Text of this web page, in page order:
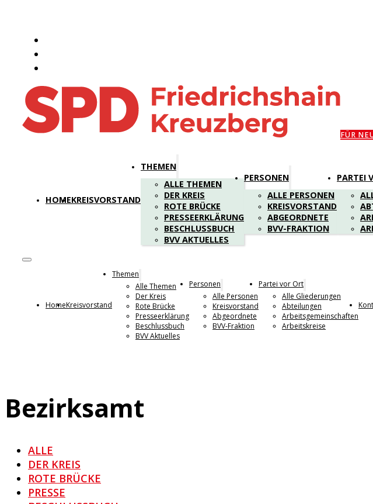
FÜR
HOMEKREISVORSTAND
THEMEN
ALLE THEMEN
DER KREIS
ROTE BRÜCKE
PRESSEERKLÄRUNG
BESCHLUSSBUCH
BVV AKTUELLES
PERSONEN
ALLE PERSONEN
KREISVORSTAND
ABGEORDNETE
BVV-FRAKTION
PARTEI
HomeKreisvorstand
Themen
Alle Themen
Der Kreis
Rote Brücke
Presseerklärung
Beschlussbuch
BVV Aktuelles
Personen
Alle Personen
Kreisvorstand
Abgeordnete
BVV-Fraktion
Partei vor Ort
Alle Gliederungen
Abteilungen
Arbeitsgemeinschaften
Arbeitskreise
Bezirksamt
ALLE
DER KREIS
ROTE BRÜCKE
PRESSE